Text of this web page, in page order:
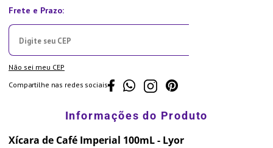
Não sei meu CEP
Compartilhe nas redes sociais
Xícara de Café Imperial 100mL - Lyor